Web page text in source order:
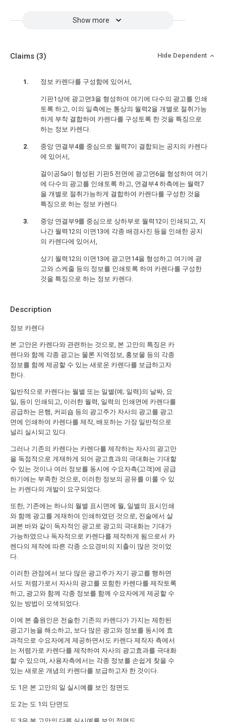
Show more
Description
정보 카렌다
본 고안은 카렌다와 관련하는 것으로, 본 고안의 특징은 카
렌다와 함께 각종 광고는 물론 지역정보, 홍보물 등의 각종
정보를 함께 제공할 수 있는 새로운 카렌다를 보급하고자
한다.
일반적으로 카렌다는 월별 또는 일별(예; 일력)의 날짜, 요
일, 등이 인쇄되고, 이러한 월력, 일력의 인쇄면에 카렌다를
공급하는 은행, 커피숍 등의 광고주가 자사의 광고를 광고
면에 인쇄하여 카렌다를 제작, 배포하는 가장 일반적으로
널리 실시되고 있다.
그러나 기존의 카렌다는 카렌다를 제작하는 자사의 광고만
을 독점적으로 게재하게 되어 광고효과의 극대화는 기대할
수 있는 것이나 여러 정보를 동시에 수요자측(고객)에 공급
하기에는 부족한 것으로, 이러한 정보의 공유를 이룰 수 있
는 카렌다의 개발이 요구되었다.
또한, 기존에는 하나의 월별 표시면에 월, 일별의 표시인쇄
와 함께 광고를 게재하여 인쇄하였던 것으로, 전술에서 살
펴본 바와 같이 독자적인 광고로 광고의 극대화는 기대가
가능하였으나 독자적으로 카렌다를 제작하게 됨으로서 카
렌다의 제작에 따른 각종 소요경비의 지출이 많은 것이었
다.
이러한 관점에서 보다 많은 광고주가 자기 광고를 행하면
서도 저렴가로서 자사의 광고를 포함한 카렌다를 제작토록
하고, 광고와 함께 각종 정보를 함께 수요자에게 제공할 수
있는 방법이 모색되었다.
이에 본 출원인은 전술한 기존의 카렌다가 가지는 제한된
광고기능을 해소하고, 보다 많은 광고와 정보를 동시에 효
과적으로 수요자에게 제공하면서도 카렌다 제작자 측에서
는 저렴가로 카렌다를 제작하여 자사의 광고효과를 극대화
할 수 있으며, 사용자측에서는 각종 정보를 손쉽게 찾을 수
있는 새로운 개념의 카렌다를 보급하고자 한 것이다.
도 1은 본 고안의 일 실시예를 보인 정면도
도 2는 도 1의 단면도
Claims (3) Hide Dependent
정보 카렌다를 구성함에 있어서,
기판1상에 광고면3을 형성하여 여기에 다수의 광고를 인쇄
토록 하고, 이의 일측에는 통상의 월력2을 개별로 절취가능
하게 부착 결합하여 카렌다를 구성토록 한 것을 특징으로
하는 정보 카렌다.
중앙 연결부4를 중심으로 월력7이 결합되는 공지의 카렌다
에 있어서,
걸이공5a이 형성된 기판5 전면에 광고면6을 형성하여 여기
에 다수의 광고를 인쇄토록 하고, 연결부4 하측에는 월력7
을 개별로 절취가능하게 결합하여 카렌다를 구성한 것을
특징으로 하는 정보 카렌다.
중앙 연결부9를 중심으로 상하부로 월력12이 인쇄되고, 지
나간 월력12의 이면13에 각종 배경사진 등을 인쇄한 공지
의 카렌다에 있어서,
상기 월력12의 이면13에 광고면14을 형성하고 여기에 광
고와 스케줄 등의 정보를 인쇄토록 하여 카렌다를 구성한
것을 특징으로 하는 정보 카렌다.